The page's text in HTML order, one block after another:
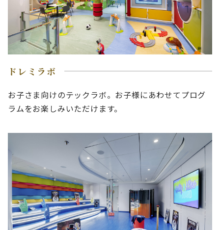
ドレミラボ
お子さま向けのテックラボ。お子様にあわせてプログ
ラムをお楽しみいただけます。